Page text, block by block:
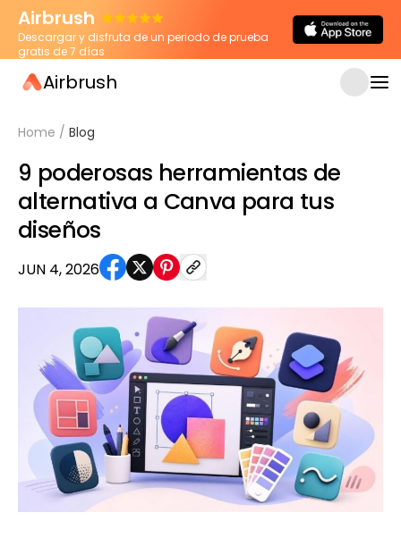
Airbrush
Descargar y disfruta de un periodo de prueba
gratis de 7 días
Airbrush
Home / Blog
9 poderosas herramientas de
alternativa a Canva para tus
diseños
JUN 4, 2026